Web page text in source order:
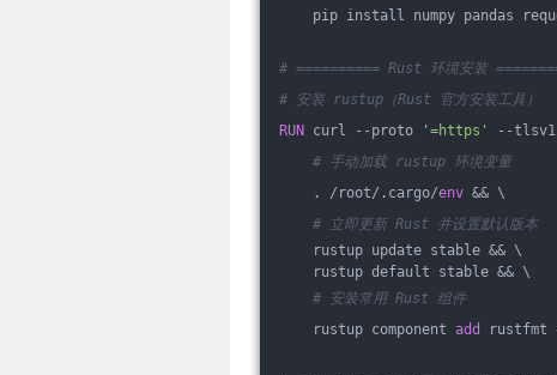
pip install numpy pandas
# ========== Rust 环境安装
# 安装 rustup（Rust 官方安装工具）
RUN curl --proto '=https'
--
# 手动加载 rustup 环境变量
. /root/.cargo/env && \
# 立即更新 Rust 并设置默认版本
rustup update stable && \
rustup default stable && \
# 安装常用 Rust 组件
rustup component add rustfmt